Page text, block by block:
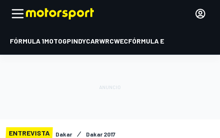
FÓRMULA 1MOTOGPINDYCARWRCWECFÓRMULA E
ENTREVISTA Dakar Dakar 2017